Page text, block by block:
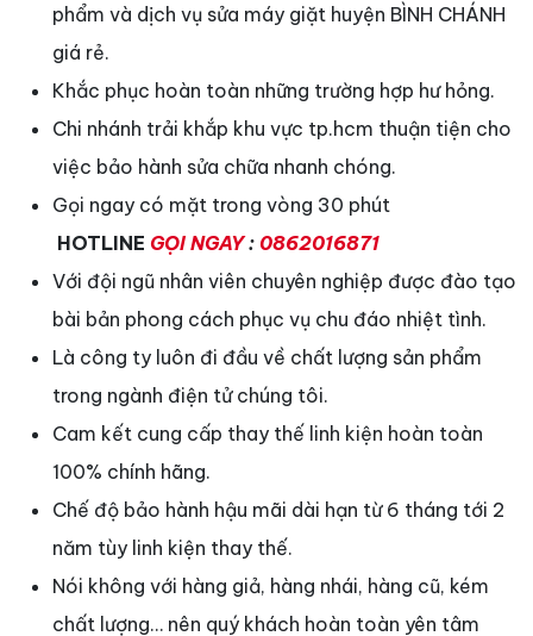
phẩm và dịch vụ sửa máy giặt huyện BÌNH CHÁNH
giá rẻ.
Khắc phục hoàn toàn những trường hợp hư hỏng.
Chi nhánh trải khắp khu vực tp.hcm thuận tiện cho
việc bảo hành sửa chữa nhanh chóng.
Gọi ngay có mặt trong vòng 30 phút
HOTLINE GỌI NGAY: 0862016871
Với đội ngũ nhân viên chuyên nghiệp được đào tạo
bài bản phong cách phục vụ chu đáo nhiệt tình.
Là công ty luôn đi đầu về chất lượng sản phẩm
trong ngành điện tử chúng tôi.
Cam kết cung cấp thay thế linh kiện hoàn toàn
100% chính hãng.
Chế độ bảo hành hậu mãi dài hạn từ 6 tháng tới 2
năm tùy linh kiện thay thế.
Nói không với hàng giả, hàng nhái, hàng cũ, kém
chất lượng… nên quý khách hoàn toàn yên tâm